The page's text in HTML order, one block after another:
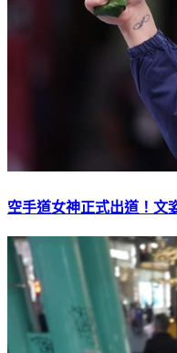
空手道女神正式出道！文